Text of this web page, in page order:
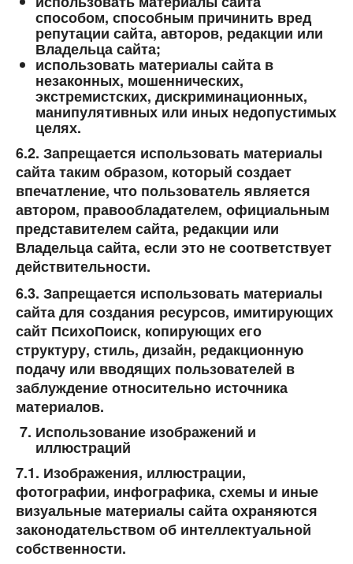
способом, способным причинить вред
репутации сайта, авторов, редакции или
Владельца сайта;
использовать материалы сайта в
незаконных, мошеннических,
экстремистских, дискриминационных,
манипулятивных или иных недопустимых
целях.
6.2. Запрещается использовать материалы
сайта таким образом, который создает
впечатление, что пользователь является
автором, правообладателем, официальным
представителем сайта, редакции или
Владельца сайта, если это не соответствует
действительности.
6.3. Запрещается использовать материалы
сайта для создания ресурсов, имитирующих
сайт ПсихоПоиск, копирующих его
структуру, стиль, дизайн, редакционную
подачу или вводящих пользователей в
заблуждение относительно источника
материалов.
Использование изображений и
иллюстраций
7.1. Изображения, иллюстрации,
фотографии, инфографика, схемы и иные
визуальные материалы сайта охраняются
законодательством об интеллектуальной
собственности.